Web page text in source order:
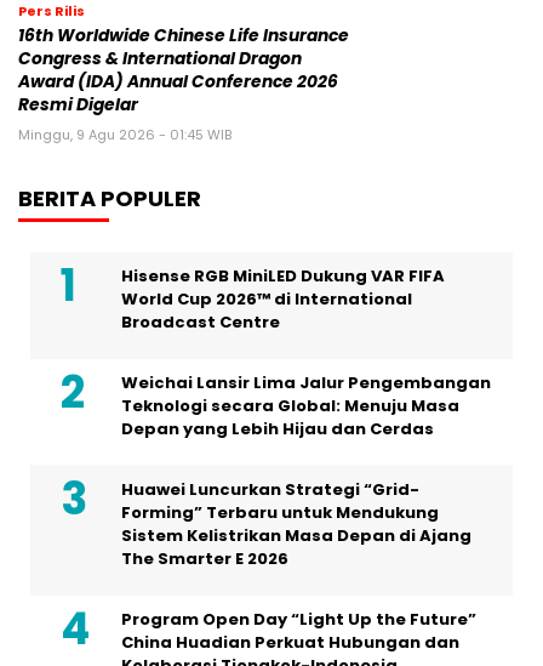
Pers Rilis
16th Worldwide Chinese Life Insurance
Congress & International Dragon
Award (IDA) Annual Conference 2026
Resmi Digelar
Minggu, 9 Agu 2026 - 01:45 WIB
BERITA POPULER
Hisense RGB MiniLED Dukung VAR FIFA
World Cup 2026™ di International
Broadcast Centre
Weichai Lansir Lima Jalur Pengembangan
Teknologi secara Global: Menuju Masa
Depan yang Lebih Hijau dan Cerdas
Huawei Luncurkan Strategi “Grid-
Forming” Terbaru untuk Mendukung
Sistem Kelistrikan Masa Depan di Ajang
The Smarter E 2026
Program Open Day “Light Up the Future”
China Huadian Perkuat Hubungan dan